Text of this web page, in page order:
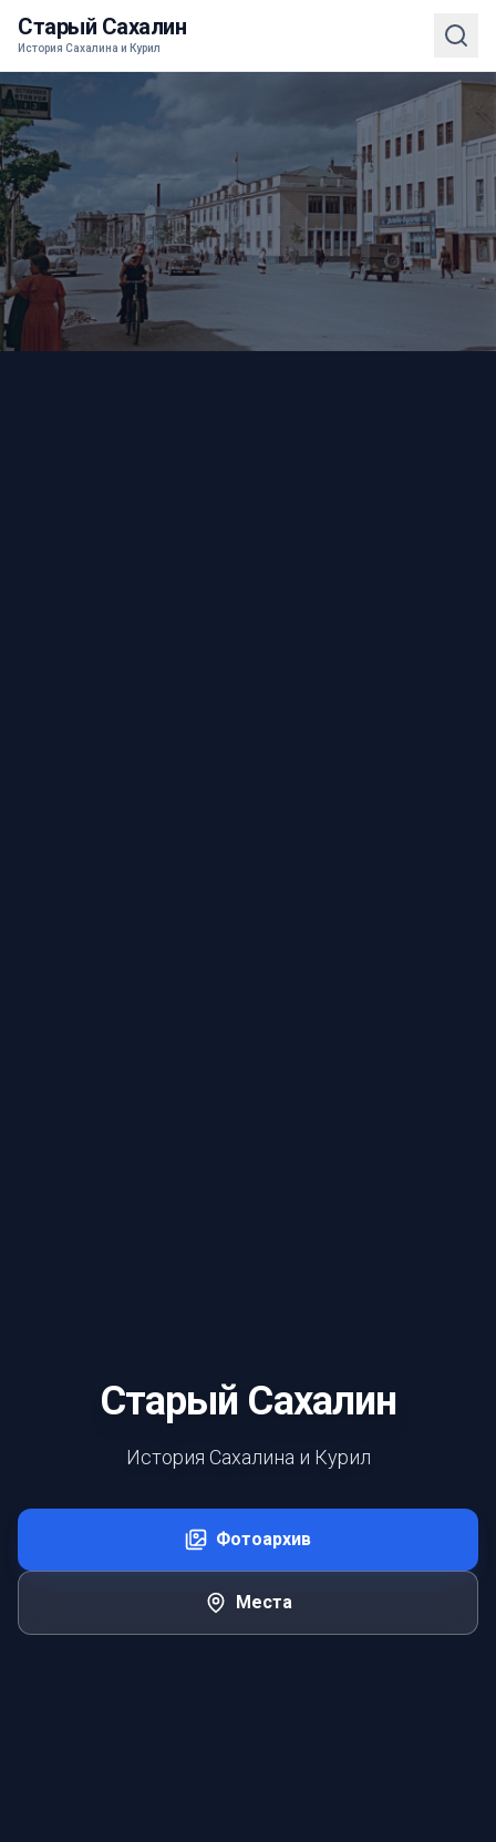
Старый Сахалин
История Сахалина и Курил
Старый Сахалин
История Сахалина и Курил
Фотоархив
Места